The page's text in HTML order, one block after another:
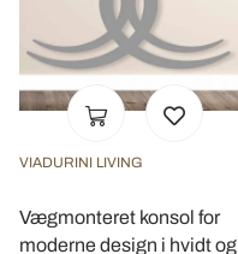
VIADURINI LIVING
Vægmonteret konsol for
moderne design i hvidt og